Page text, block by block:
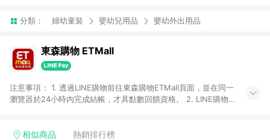
分類： 婦幼童裝 嬰幼兒用品 嬰幼外出用品
東森購物 ETMall
注意事項： 1. 透過LINE購物前往東森購物ETMall頁面，並在同一
瀏覽器於24小時內完成結帳，才具點數回饋資格。 2. LINE購物
單，皆不在點數回饋範圍內。 3. 如購買以下類別商品，將無法獲
相似商品 熱銷排行榜